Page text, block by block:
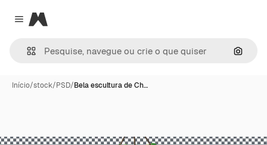
Close menu
Magnific
Início/stock/PSD/Bela escultura de Ch…